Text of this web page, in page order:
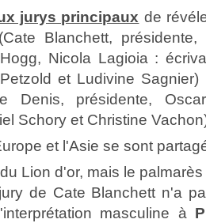
jurys principaux de
Blanchett,
Nicola Lagioia :
et Ludivine
Denis, présidente,
Schory et Christine
et l'Asie se sont
Lion d'or, mais le
de Cate Blanchett n'a
masculine à